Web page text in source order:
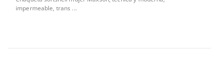
impermeable, trans ...